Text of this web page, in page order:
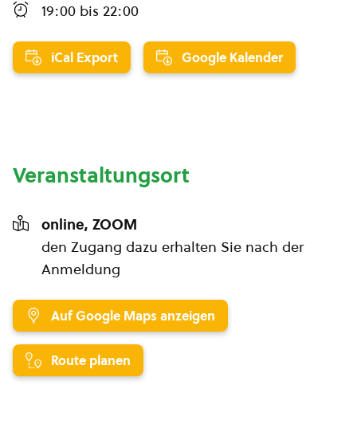
19:00 bis 22:00
iCal Export Google Kalender
Veranstaltungsort
online, ZOOM
den Zugang dazu erhalten Sie nach der
Anmeldung
Auf Google Maps anzeigen
Route planen